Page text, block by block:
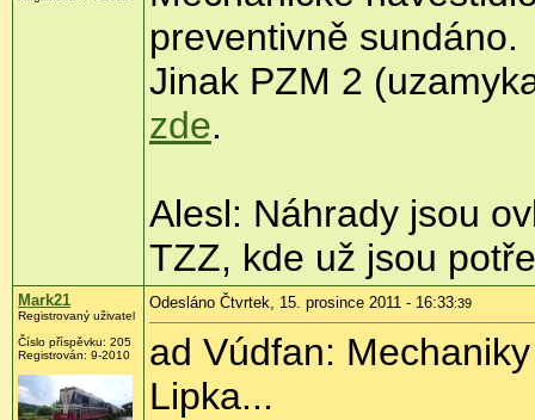
preventivně sundáno.
Jinak PZM 2
zde.
Alesl: Náhrady jsou
TZZ, kde už jsou
Mark21
Registrovaný uživatel
Číslo příspěvku: 205
Registrován: 9-2010
Odesláno Čtvrtek, 15. prosince 2011 - 16:33:39
ad Vúdfan:
Lipka...